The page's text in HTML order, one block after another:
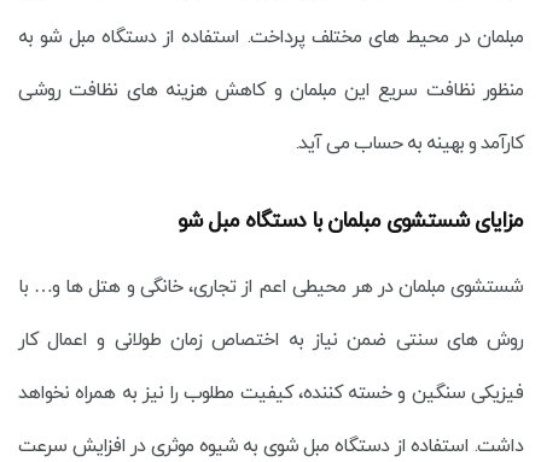
مبلمان در محیط های مختلف پرداخت. استفاده از دستگاه مبل شو به
منظور نظافت سریع این مبلمان و کاهش هزینه های نظافت روشی
کارآمد و بهینه به حساب می آید.
مزایای شستشوی مبلمان با دستگاه مبل شو
شستشوی مبلمان در هر محیطی اعم از تجاری، خانگی و هتل ها و… با
روش های سنتی ضمن نیاز به اختصاص زمان طولانی و اعمال کار
فیزیکی سنگین و خسته کننده، کیفیت مطلوب را نیز به همراه نخواهد
داشت. استفاده از دستگاه مبل شوی به شیوه موثری در افزایش سرعت